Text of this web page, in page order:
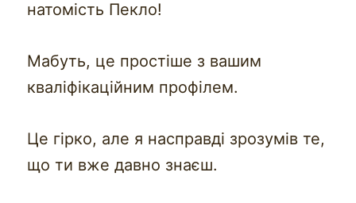
натомість Пекло!
Мабуть, це простіше з вашим
кваліфікаційним профілем.
Це гірко, але я насправді зрозумів те,
що ти вже давно знаєш.